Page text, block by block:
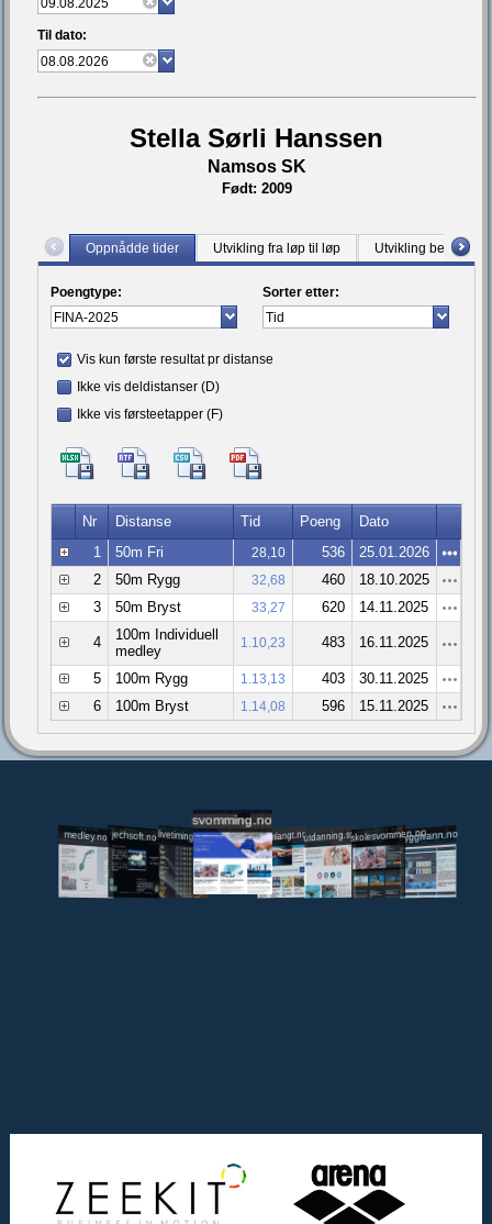
Til dato:
Stella Sørli Hanssen
Namsos SK
Født: 2009
Oppnådde tider Utvikling fra løp til løp Utvikling bestetid
Poengtype: Sorter etter:
Vis kun første resultat pr distanse
Ikke vis deldistanser (D)
Ikke vis førsteetapper (F)
Nr Distanse Tid Poeng
Dato
1
50m Fri 28,10 536
25.01.2026
2
50m Rygg 32,68 460
18.10.2025
3
50m Bryst 33,27 620 14.11.2025
4
100m Individuell
medley
1.10,23 483 16.11.2025
5 100m Rygg 1.13,13 403
30.11.2025
6
100m Bryst 1.14,08 596 15.11.2025
medley.no jechsoft.nolivetiming.medley.no
svomming.no
svomlangt.noutdanning.svomming.no
skolesvommen.notryggivann.no